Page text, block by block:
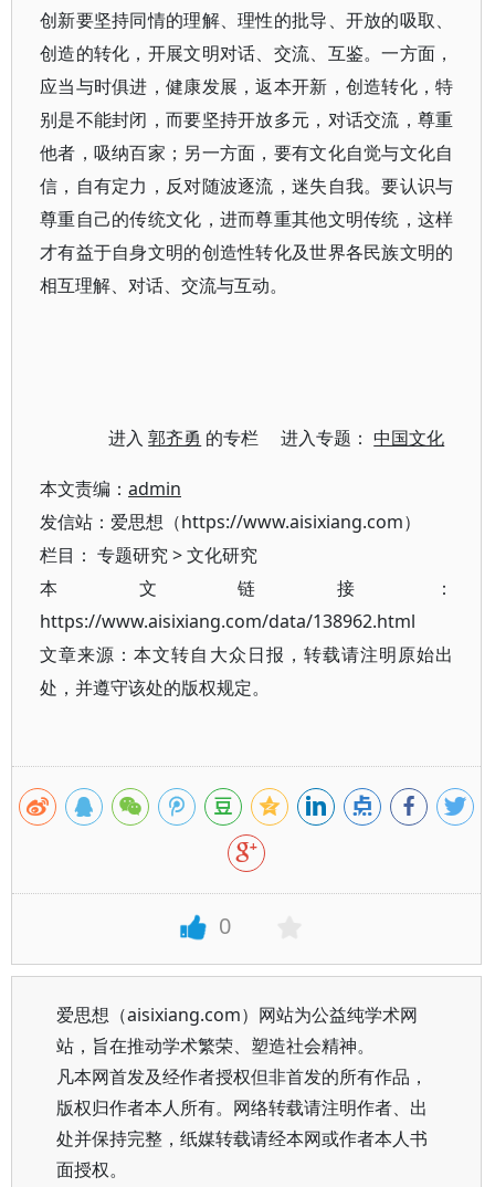
创新要坚持同情的理解、理性的批导、开放的吸取、
创造的转化，开展文明对话、交流、互鉴。一方面，
应当与时俱进，健康发展，返本开新，创造转化，特
别是不能封闭，而要坚持开放多元，对话交流，尊重
他者，吸纳百家；另一方面，要有文化自觉与文化自
信，自有定力，反对随波逐流，迷失自我。要认识与
尊重自己的传统文化，进而尊重其他文明传统，这样
才有益于自身文明的创造性转化及世界各民族文明的
相互理解、对话、交流与互动。
进入郭齐勇 的专栏 进入专题：中国文化
本文责编： admin
发信站：爱思想（https://www.aisixiang.com）
栏目： 专题研究>文化研究
本文链接：
https://www.aisixiang.com/data/138962.html
文章来源：本文转自大众日报，转载请注明原始出
处，并遵守该处的版权规定。
0
爱思想（aisixiang.com）网站为公益纯学术网
站，旨在推动学术繁荣、塑造社会精神。
凡本网首发及经作者授权但非首发的所有作品，
版权归作者本人所有。网络转载请注明作者、出
处并保持完整，纸媒转载请经本网或作者本人书
面授权。